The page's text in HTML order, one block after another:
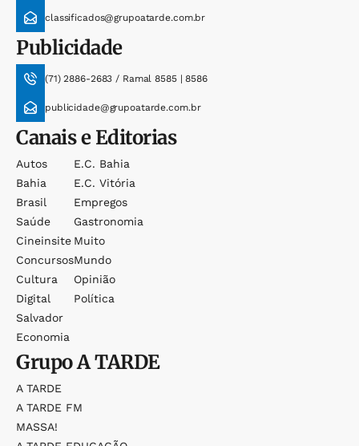
classificados@grupoatarde.com.br
Publicidade
(71) 2886-2683 / Ramal 8585 | 8586
publicidade@grupoatarde.com.br
Canais e Editorias
Autos
Bahia
Brasil
Saúde
Cineinsite
Concursos
Cultura
Digital
Salvador
Economia
E.c. Bahia
E.c. Vitória
Empregos
Gastronomia
Muito
Mundo
Opinião
Política
GrupoA TARDE
A TARDE
A TARDE FM
MASSA!